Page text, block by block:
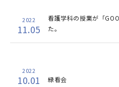
2022
11.05
看護学科の授業が「
た。
2022
10.01 緑看会